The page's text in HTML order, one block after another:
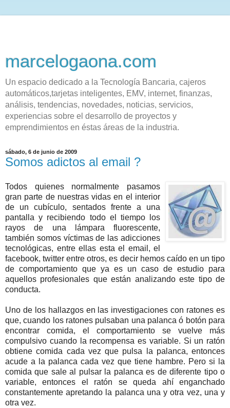
marcelogaona.com
Un espacio dedicado a la Tecnología Bancaria, cajeros
automáticos,tarjetas inteligentes, EMV, internet, finanzas,
análisis, tendencias, novedades, noticias, servicios,
experiencias sobre el desarrollo de proyectos y
emprendimientos en éstas áreas de la industria.
sábado, 6 de junio de 2009
Somos adictos al email ?
Todos quienes normalmente pasamos
gran parte de nuestras vidas en el interior
de un cubículo, sentados frente a una
pantalla y recibiendo todo el tiempo los
rayos de una lámpara fluorescente,
también somos víctimas de las adicciones
tecnológicas, entre ellas esta el email, el
facebook, twitter entre otros, es decir hemos caído en un tipo
de comportamiento que ya es un caso de estudio para
aquellos profesionales que están analizando este tipo de
conducta.
Uno de los hallazgos en las investigaciones con ratones es
que, cuando los ratones pulsaban una palanca ó botón para
encontrar comida, el comportamiento se vuelve más
compulsivo cuando la recompensa es variable. Si un ratón
obtiene comida cada vez que pulsa la palanca, entonces
acude a la palanca cada vez que tiene hambre. Pero si la
comida que sale al pulsar la palanca es de diferente tipo o
variable, entonces el ratón se queda ahí enganchado
constantemente apretando la palanca una y otra vez, una y
otra vez.